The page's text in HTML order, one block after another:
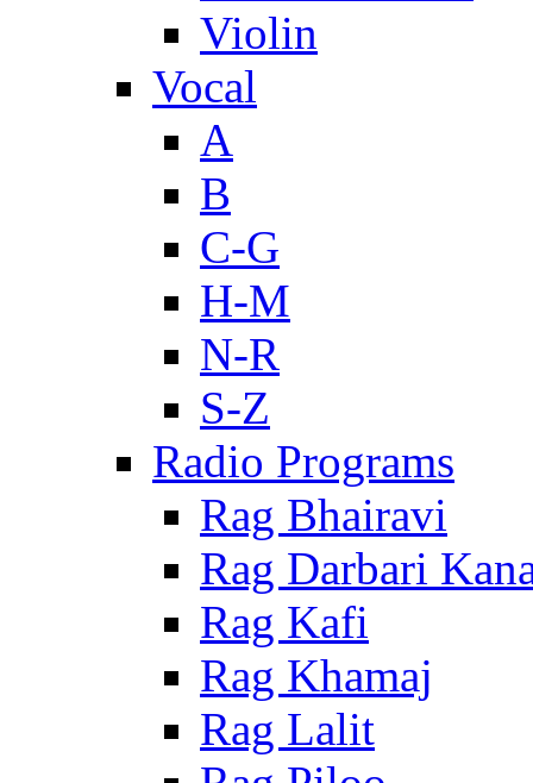
Violin
Vocal
A
B
C-G
H-M
N-R
S-Z
Radio Programs
Rag Bhairavi
Rag Darbari
Rag Kafi
Rag Khamaj
Rag Lalit